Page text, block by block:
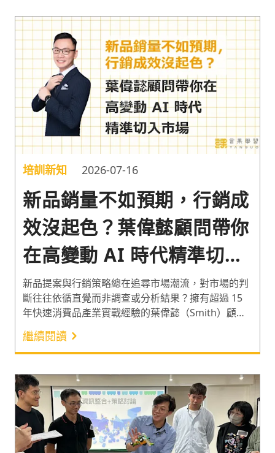
培訓新知 2026-07-16
新品銷量不如預期，行銷成
效沒起色？葉偉懿顧問帶你
在高變動 AI 時代精準切入
市場
新品提案與行銷策略總在追尋市場潮流，對市場的判
斷往往依循直覺而非調查或分析結果？擁有超過 15
年快速消費品產業實戰經驗的葉偉懿（Smith）顧
問，分享從釐清企業定位與行銷目的，到掌握差異化
策略的品牌行銷思維。幫企業在 AI 時代下精準定位
新產品的方向或行銷策略，在瞬息萬變的市場競爭中
找出致勝切入點。
繼續閱讀